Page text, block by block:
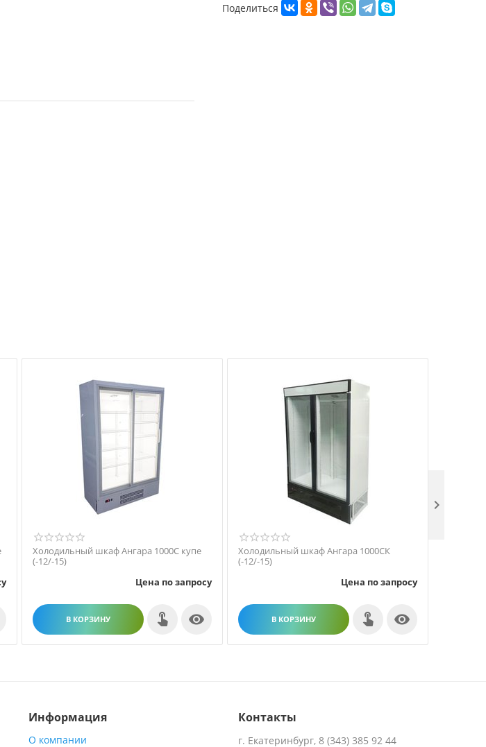
Поделиться
Холодильный шкаф Ангара 1000С купе
(-12/-15)
Цена по запросу
В КОРЗИНУ 
Холодильный шкаф Ангара 1000СК
(-12/-15)
Цена по запросу
В КОРЗИНУ 

Информация
О компании
Контакты
г. Екатеринбург, 8 (343) 385 92 44